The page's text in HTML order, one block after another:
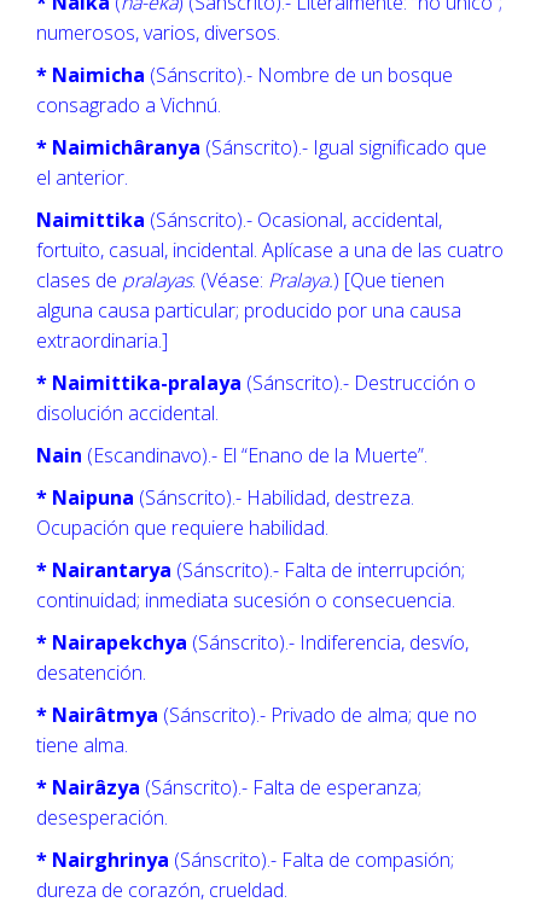
numerosos, varios, diversos.
* Naimicha (Sánscrito).- Nombre de un bosque
consagrado a Vichnú.
* Naimichâranya (Sánscrito).- Igual significado que
el anterior.
Naimittika (Sánscrito).- Ocasional, accidental,
fortuito, casual, incidental. Aplícase a una de las cuatro
clases de pralayas. (Véase: Pralaya.) [Que tienen
alguna causa particular; producido por una causa
extraordinaria.]
* Naimittika-pralaya (Sánscrito).- Destrucción o
disolución accidental.
Nain (Escandinavo).- El “Enano de la Muerte”.
* Naipuna (Sánscrito).- Habilidad, destreza.
Ocupación que requiere habilidad.
* Nairantarya (Sánscrito).- Falta de interrupción;
continuidad; inmediata sucesión o consecuencia.
* Nairapekchya (Sánscrito).- Indiferencia, desvío,
desatención.
* Nairâtmya (Sánscrito).- Privado de alma; que no
tiene alma.
* Nairâzya (Sánscrito).- Falta de esperanza;
desesperación.
* Nairghrinya (Sánscrito).- Falta de compasión;
dureza de corazón, crueldad.